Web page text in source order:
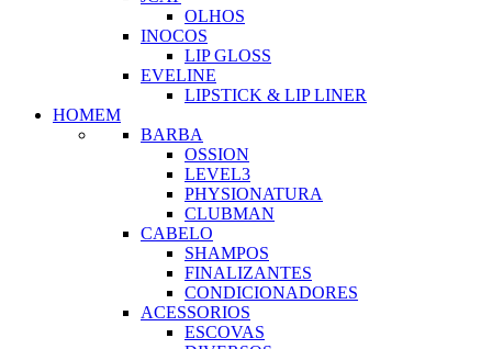
OLHOS
INOCOS
LIP GLOSS
EVELINE
LIPSTICK & LIP LINER
HOMEM
BARBA
OSSION
LEVEL3
PHYSIONATURA
CLUBMAN
CABELO
SHAMPOS
FINALIZANTES
CONDICIONADORES
ACESSORIOS
ESCOVAS